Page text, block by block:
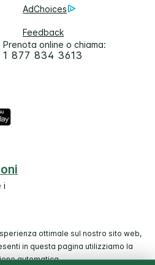
AdChoices
Feedback
Prenota online o chiama:
1 877 834 3613
i
ottimale sul nostro sito web,
in questa pagina utilizziamo la
automatica.